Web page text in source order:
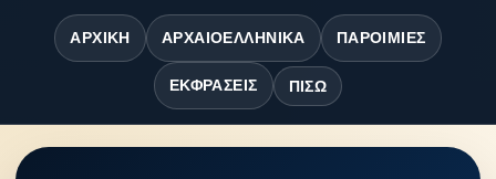
ΑΡΧΙΚΉ ΑΡΧΑΙΟΕΛΛΗΝΙΚΆ ΠΑΡΟΙΜΊΕΣ
ΕΚΦΡΆΣΕΙΣ ΠΊΣΩ